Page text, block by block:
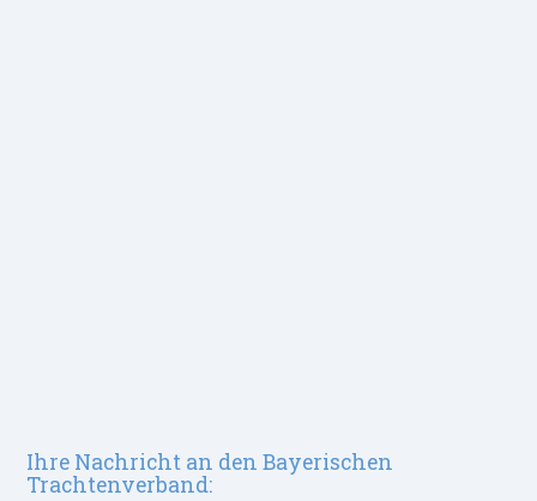
Ihre Nachricht an den Bayerischen
Trachtenverband: